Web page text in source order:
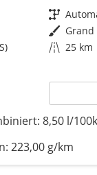
Getriebe
Außenfarbe Grand
Kilometerstand 25 km
8,50 l/
223,00 g/km